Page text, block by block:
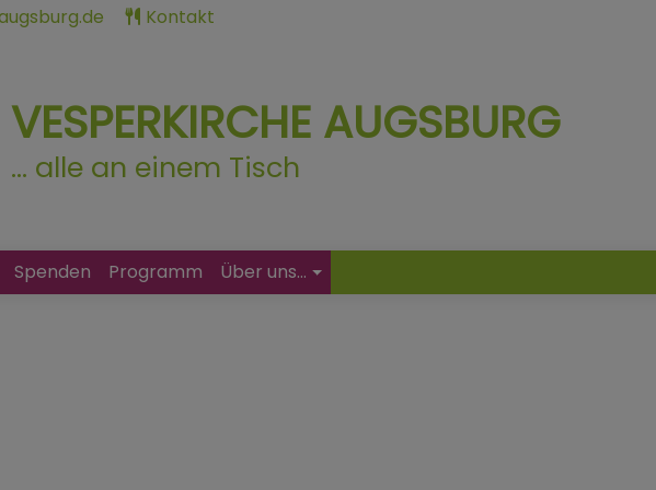
Kontakt
VESPERKIRCHE AUGSBURG
... alle an einem Tisch
Spenden Programm Über uns...